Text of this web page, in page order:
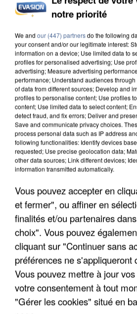
UN SECOND CADRE DE LA DZ
INTERPELLÉ EN ALGÉRIE
UNE TOURISTE DE L’OISE
COULÉE DE BOUE EN HAUTE-
notre priorité
We and our (447) partnersdo the following
your consent and/or our legitimate interest:
information on a device; Use limited data to
profiles for personalised advertising; Use
advertising; Measure advertising
performance; Understand audiences
of data from different sources; Develop and
profiles to personalise content; Use profiles
content; Use limited data to select content;
detect fraud, and fix errors; Deliver and
Save and communicate privacy choices.
process personal data such as IP address
following functionalities: Identify devices
requested; Use precise geolocation data;
other data sources; Link different devices;
information transmitted automatically.
Vous pouvez accepter en
et fermer", ou affiner en
finalités et/ou partenaires
choix". Vous pouvez
cliquant sur "Continuer sans
préférences ne s'appliqueront
Vous pouvez mettre à jour
votre consentement à tout
"Gérer les cookies" situé en